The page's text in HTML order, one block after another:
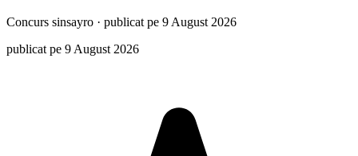
Concurs sinsayro · publicat pe 9 August 2026
publicat pe 9 August 2026